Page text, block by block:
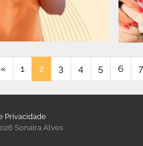
« 1 2 3 4 5 6 7
Privacidade
Sonaira Alves